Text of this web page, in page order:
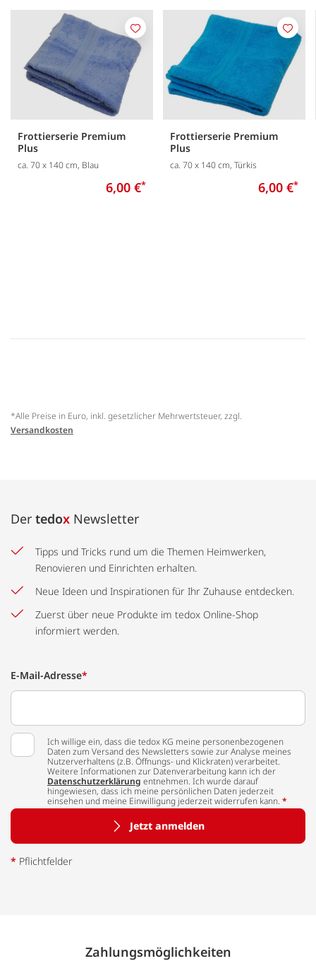
Frottierserie Premium
Plus
ca. 70 x 140 cm, Blau
6,00 €*
Merken
Frottierserie Premium
Plus
ca. 70 x 140 cm, Türkis
6,00 €*
*Alle Preise in Euro, inkl. gesetzlicher Mehrwertsteuer, zzgl.
Versandkosten
Der tedox Newsletter
Tipps und Tricks rund um die Themen Heimwerken,
Renovieren und Einrichten erhalten.
Neue Ideen und Inspirationen für Ihr Zuhause entdecken.
Zuerst über neue Produkte im tedox Online-Shop
informiert werden.
E-Mail-Adresse*
Ich willige ein, dass die tedox KG meine personenbezogenen
Daten zum Versand des Newsletters sowie zur Analyse meines
Nutzerverhaltens (z.B. Öffnungs- und Klickraten) verarbeitet.
Weitere Informationen zur Datenverarbeitung kann ich der
Datenschutzerklärung entnehmen. Ich wurde darauf
hingewiesen, dass ich meine persönlichen Daten jederzeit
einsehen und meine Einwilligung jederzeit widerrufen kann. *
Jetzt anmelden
* Pflichtfelder
Zahlungs­möglich­keiten